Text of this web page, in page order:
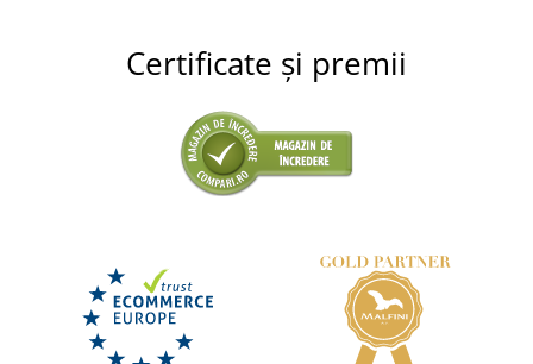
Certificate și premii